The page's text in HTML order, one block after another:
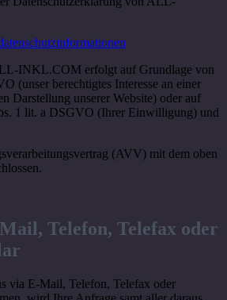
INKL.COM erfolgt auf Grundlage von
(unser berechtigtes Interesse an einer
Darstellung unserer Website) oder auf
1 lit. a DSGVO (Ihrer Einwilligung) und
(AVV) mit dem oben
Telefon, Telefax oder
via E-Mail, Telefon, Telefax oder